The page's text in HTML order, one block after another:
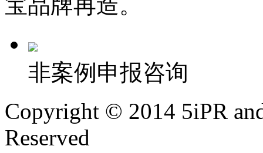
非案例申报咨询
Copyright © 2014 5iPR
Reserved